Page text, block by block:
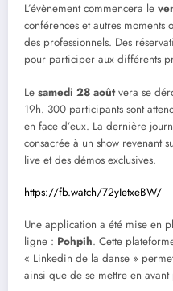
L’évènement commencera le
conférences et autres moments
des professionnels. Des
pour participer aux différents
Le samedi 28 aoûtvera se
19h. 300 participants sont
en face d’eux. La dernière
consacrée à un show revenant
live et des démos exclusives.
https://fb.watch/72yIetxeBW/
Une application a été mise en
ligne : Pohpih. Cette
« Linkedin de la danse »
ainsi que de se mettre en avant